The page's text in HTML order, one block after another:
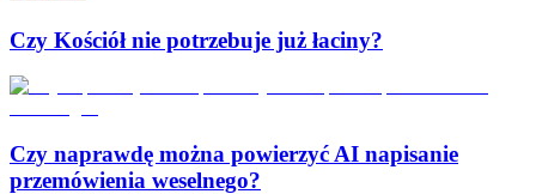
Czy Kościół nie potrzebuje już łaciny?
Czy naprawdę można powierzyć AI napisanie
przemówienia weselnego?